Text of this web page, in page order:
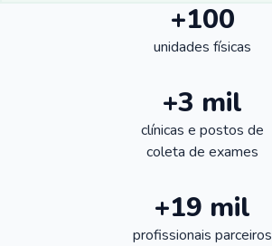
+100
unidades físicas
+3 mil
clínicas e postos de
coleta de exames
+19 mil
profissionais parceiros